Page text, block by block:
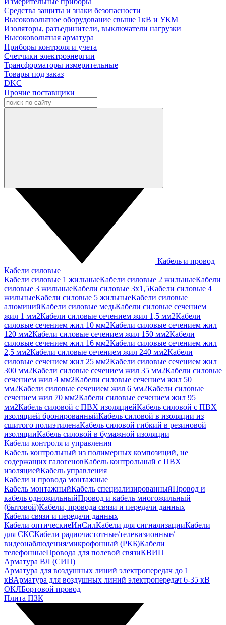
Средства защиты и знаки безопасности
Высоковольтное оборудование свыше 1кВ и УКМ
Изоляторы, разъединители, выключатели нагрузки
Высоковольтная арматура
Приборы контроля и учета
Счетчики электроэнергии
Трансформаторы измерительные
Товары под заказ
DKC
Прочие поставщики
Кабель и провод
Кабели силовые
Кабели силовые 1 жильныеКабели силовые 2 жильныеКабели
силовые 3 жильныеКабели силовые 3х1,5Кабели силовые 4
жильныеКабели силовые 5 жильныеКабели силовые
алюминийКабели силовые медьКабели силовые сечением
жил 1 мм2Кабели силовые сечением жил 1,5 мм2Кабели
силовые сечением жил 10 мм2Кабели силовые сечением жил
120 мм2Кабели силовые сечением жил 150 мм2Кабели
силовые сечением жил 16 мм2Кабели силовые сечением жил
2,5 мм2Кабели силовые сечением жил 240 мм2Кабели
силовые сечением жил 25 мм2Кабели силовые сечением жил
300 мм2Кабели силовые сечением жил 35 мм2Кабели силовые
сечением жил 4 мм2Кабели силовые сечением жил 50
мм2Кабели силовые сечением жил 6 мм2Кабели силовые
сечением жил 70 мм2Кабели силовые сечением жил 95
мм2Кабель силовой с ПВХ изоляциейКабель силовой с ПВХ
изоляцией бронированныйКабель силовой в изоляции из
сшитого полиэтиленаКабель силовой гибкий в резиновой
изоляцииКабель силовой в бумажной изоляции
Кабели контроля и управления
Кабель контрольный из полимерных композиций, не
содержащих галогеновКабель контрольный с ПВХ
изоляциейКабель управления
Кабели и провода монтажные
Кабель монтажныйКабель специализированныйПровод и
кабель одножильныйПровод и кабель многожильный
(бытовой)Кабели, провода связи и передачи данных
Кабели связи и передачи данных
Кабели оптическиеИнСилКабели для сигнализацииКабели
для СКСКабели радиочастотные/телевизионные/
видеонаблюдения/микрофонный (РКБ)Кабели
телефонныеПровода для полевой связиКВИП
Арматура ВЛ (СИП)
Арматура для воздушных линий электропередач до 1
кВАрматура для воздушных линий электропередач 6-35 кВ
ОКЛБортовой провод
Плита ПЗК